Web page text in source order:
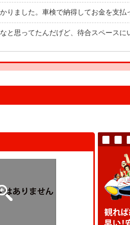
りました。車検で納得してお金を支払
と思ってたんだげど、待合スペース